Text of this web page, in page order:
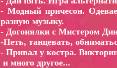
- Модный причесон.
разную музыку.
- Догонялки с Мистером
-Петь, танцевать,
- Привал у костра.
и много другое...